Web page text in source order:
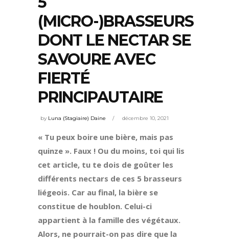
(MICRO-)BRASSEURS
DONT LE NECTAR SE
SAVOURE AVEC
FIERTÉ
PRINCIPAUTAIRE
by Luna (Stagiaire) Daine décembre 10, 2021
« Tu peux boire une bière, mais pas
quinze ». Faux ! Ou du moins, toi qui lis
cet article, tu te dois de goûter les
différents nectars de ces 5 brasseurs
liégeois. Car au final, la bière se
constitue de houblon. Celui-ci
appartient à la famille des végétaux.
Alors, ne pourrait-on pas dire que la